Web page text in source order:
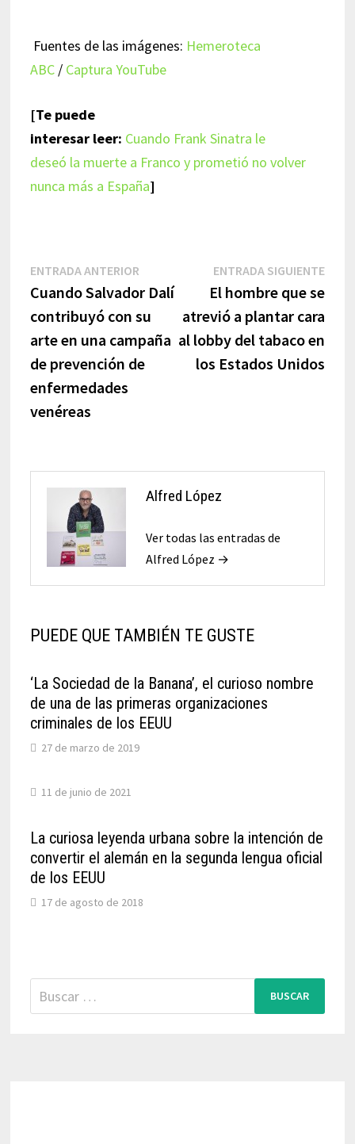
Fuentes de las imágenes: Hemeroteca
ABC/ Captura YouTube
[Te puede
interesar leer: Cuando Frank Sinatra le
deseó la muerte a Franco y prometió no volver
nunca más a España]
Navegación
de
entradas
ENTRADA ANTERIOREntrada
anterior:
Cuando Salvador Dalí
contribuyó con su
arte en una campaña
de prevención de
enfermedades
venéreas
ENTRADA SIGUIENTE
El hombre que se
atrevió a plantar cara
al lobby del tabaco en
los Estados Unidos
Alfred López
Ver todas las entradas de
Alfred López →
PUEDE QUE TAMBIÉN TE GUSTE
‘La Sociedad de la Banana’, el curioso nombre
de una de las primeras organizaciones
criminales de los EEUU
27 de marzo de 2019
11 de junio de 2021
La curiosa leyenda urbana sobre la intención de
convertir el alemán en la segunda lengua oficial
de los EEUU
17 de agosto de 2018
Buscar: